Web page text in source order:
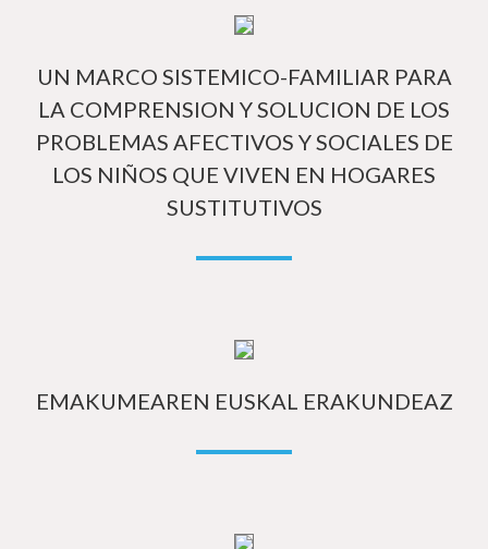
UN MARCO SISTEMICO-FAMILIAR PARA
LA COMPRENSION Y SOLUCION DE LOS
PROBLEMAS AFECTIVOS Y SOCIALES DE
LOS NIÑOS QUE VIVEN EN HOGARES
SUSTITUTIVOS
EMAKUMEAREN EUSKAL ERAKUNDEAZ